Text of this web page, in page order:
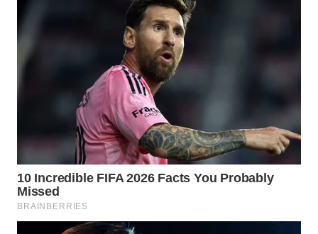
Wahana
Group
WAHANA
WAHANA
ADVOKAT